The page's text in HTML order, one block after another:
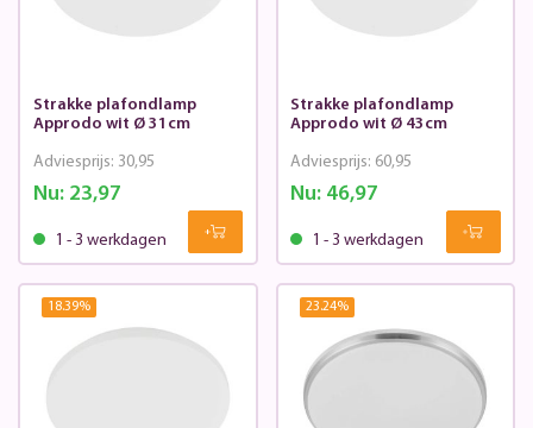
Strakke plafondlamp
Approdo wit Ø 31cm
Nu:23,97
Adviesprijs: 30,95
1 - 3 werkdagen
Strakke plafondlamp
Approdo wit Ø 43cm
Nu: 46,97
Adviesprijs: 60,95
1 - 3 werkdagen
18.39% 23.24%